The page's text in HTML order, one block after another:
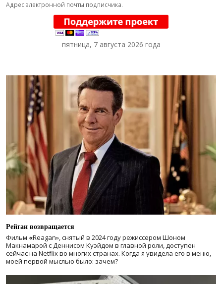
Адрес электронной почты подписчика.
пятница, 7 августа 2026 года
Рейган возвращается
Фильм «Reagan», снятый в 2024 годурежиссером Шоном
Макнамарой с Деннисом Куэйдом в главной роли, доступен
сейчас на Netflix во многих странах. Когда я увидела его в меню,
моей первой мыслью было: зачем?